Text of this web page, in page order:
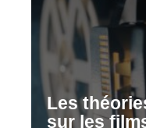
Les
sur les